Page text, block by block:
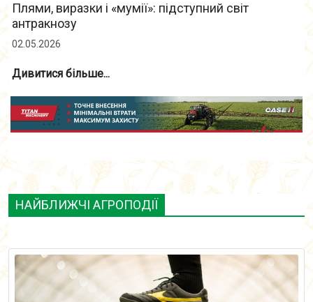
Плями, виразки і «мумії»: підступний світ
антракнозу
02.05.2026
Дивитися більше...
НАЙБЛИЖЧІ АГРОПОДІЇ